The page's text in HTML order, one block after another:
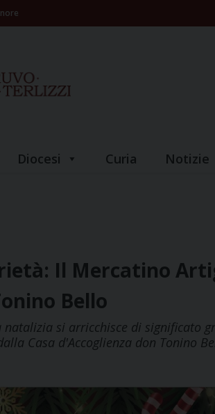
Diocesi Curia Notizie
Il Mercatino
Bello
si arricchisce di significato
Casa d'Accoglienza don Tonino